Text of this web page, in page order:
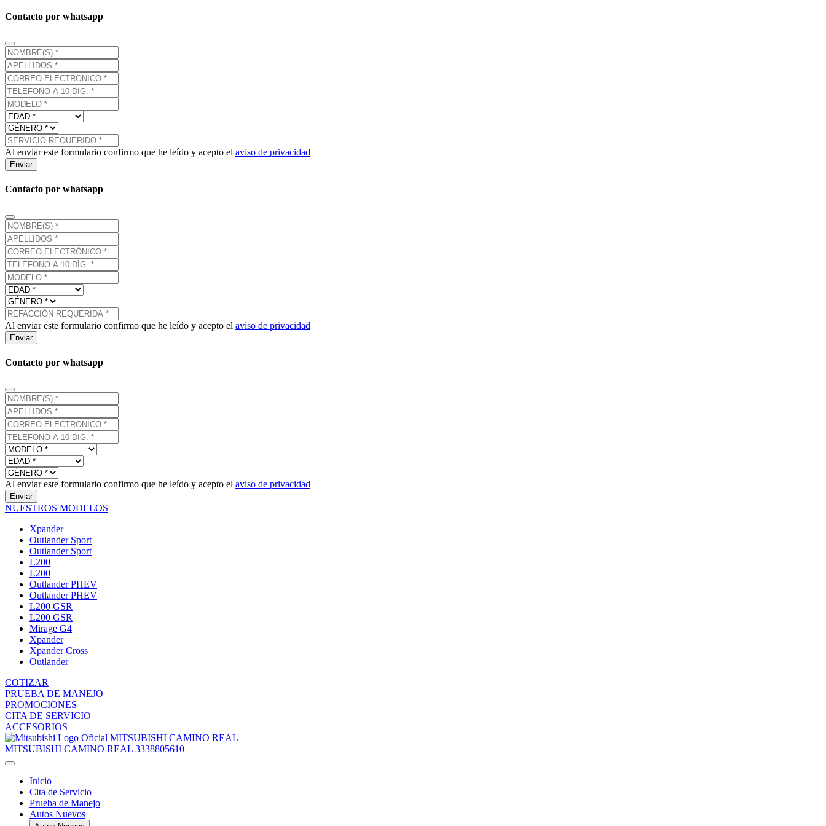
Contacto por whatsapp
Al enviar este formulario confirmo que he leído y acepto el aviso de privacidad
Enviar
Contacto por whatsapp
Al enviar este formulario confirmo que he leído y acepto el aviso de privacidad
Enviar
Contacto por whatsapp
Al enviar este formulario confirmo que he leído y acepto el aviso de privacidad
Enviar
NUESTROS MODELOS
Xpander
Outlander Sport
Outlander Sport
L200
L200
Outlander PHEV
Outlander PHEV
L200 GSR
L200 GSR
Mirage G4
Xpander
Xpander Cross
Outlander
COTIZAR
PRUEBA DE MANEJO
PROMOCIONES
CITA DE SERVICIO
ACCESORIOS
MITSUBISHI CAMINO REAL
MITSUBISHI CAMINO REAL 3338805610
Inicio
Cita de Servicio
Prueba de Manejo
Autos Nuevos